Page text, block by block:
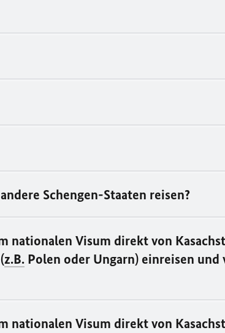
Schengen-Staaten reisen?
nationalen Visum direkt von
z.B. Polen oder Ungarn) einreisen
nationalen Visum direkt von